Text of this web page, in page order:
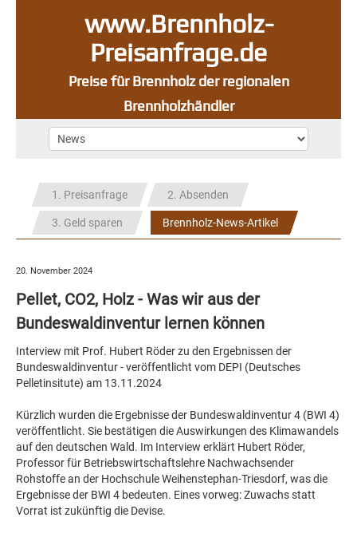
www.Brennholz-
Preisanfrage.de
Preise für Brennholz der regionalen
Brennholzhändler
1. Preisanfrage 2. Absenden
3. Geld sparen Brennholz-News-Artikel
20. November 2024
Pellet, CO2, Holz - Was wir aus der
Bundeswaldinventur lernen können
Interview mit Prof. Hubert Röder zu den Ergebnissen der
Bundeswaldinventur - veröffentlicht vom DEPI (Deutsches
Pelletinsitute) am 13.11.2024
Kürzlich wurden die Ergebnisse der Bundeswaldinventur 4 (BWI 4)
veröffentlicht. Sie bestätigen die Auswirkungen des Klimawandels
auf den deutschen Wald. Im Interview erklärt Hubert Röder,
Professor für Betriebswirtschaftslehre Nachwachsender
Rohstoffe an der Hochschule Weihenstephan-Triesdorf, was die
Ergebnisse der BWI 4 bedeuten. Eines vorweg: Zuwachs statt
Vorrat ist zukünftig die Devise.